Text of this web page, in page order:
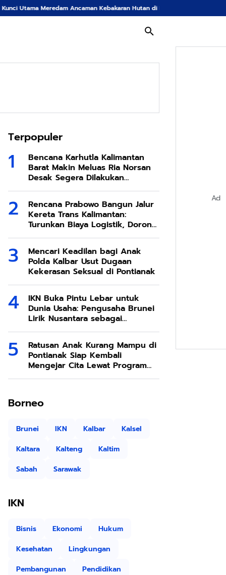
Kebakaran Hutan di Bumi Tambun Bungai
Terpopuler
Bencana Karhutla Kalimantan
Barat Makin Meluas Ria Norsan
Desak Segera Dilakukan
Modifikasi Cuaca
Rencana Prabowo Bangun Jalur
Kereta Trans Kalimantan:
Turunkan Biaya Logistik, Dorong
Ekonomi SDA Melimpah
Mencari Keadilan bagi Anak
Polda Kalbar Usut Dugaan
Kekerasan Seksual di Pontianak
IKN Buka Pintu Lebar untuk
Dunia Usaha: Pengusaha Brunei
Lirik Nusantara sebagai
Destinasi Investasi Masa Depan
Ratusan Anak Kurang Mampu di
Pontianak Siap Kembali
Mengejar Cita Lewat Program
Sekolah Rakyat
Borneo
Brunei IKN Kalbar
Kalsel
Kaltara
Kalteng
Kaltim
Sabah
Sarawak
IKN
Bisnis Ekonomi
Hukum
Kesehatan
Lingkungan
Pembangunan
Pendidikan
Ad